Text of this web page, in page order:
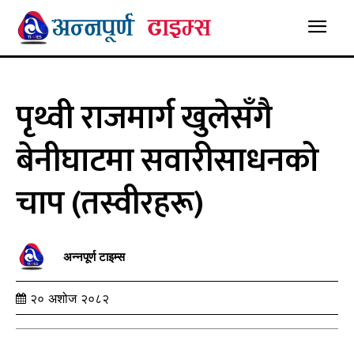
पृथ्वी राजमार्ग खुलेसँगै
बेनीघाटमा सवारीसाधनको
चाप (तस्वीरहरू)
अन्नपूर्ण टाइम्स
२० अशोज २०८२